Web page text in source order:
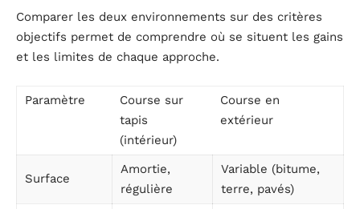
Comparer les deux environnements sur des critères
objectifs permet de comprendre où se situent les gains
et les limites de chaque approche.
Paramètre
Course sur
tapis
(intérieur)
Course en
extérieur
Surface
Amortie,
régulière
Variable (bitume,
terre, pavés)